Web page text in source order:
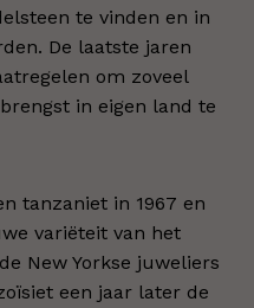
te vinden en in
De laatste jaren
om zoveel
in eigen land te
tanzaniet in 1967 en
variëteit van het
New Yorkse juweliers
een jaar later de